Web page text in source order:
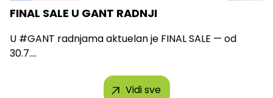
FINAL SALE U GANT RADNJI
U #GANT radnjama aktuelan je FINAL SALE — od
30.7....
Vidi sve